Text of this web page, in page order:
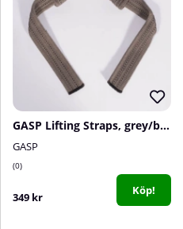
GASP Lifting Straps, grey/black
GASP
0
349 kr Köp!